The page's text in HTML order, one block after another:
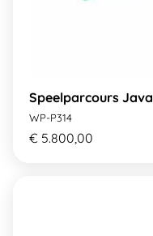
Speelparcours Java
WP-P314
€ 5.800,00